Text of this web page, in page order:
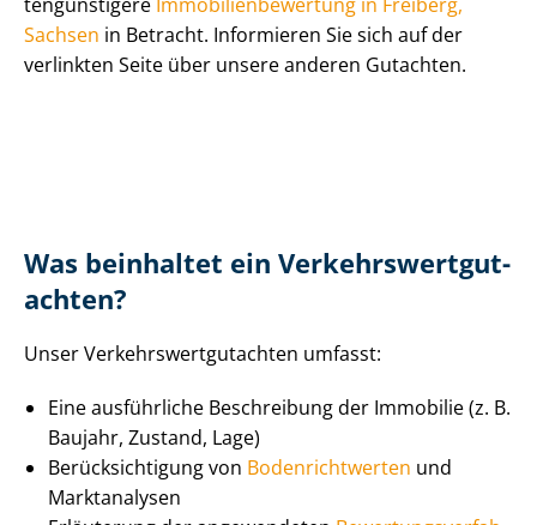
Sachsen in Betracht. Informieren Sie sich auf der
verlinkten Seite über unsere anderen Gutachten.
Was beinhaltet ein Ver­kehrs­wert­gut­
ach­ten?
Unser Ver­kehrs­wert­gut­ach­ten umfasst:
Eine ausführliche Beschreibung der Immobilie (z. B.
Baujahr, Zustand, Lage)
Be­rück­sich­ti­gung von Bo­den­richt­wer­ten und
Marktanalysen